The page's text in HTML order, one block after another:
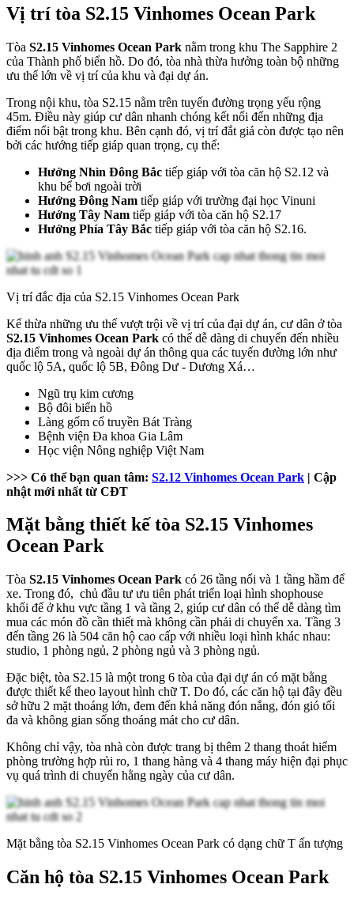
Vị trí tòa S2.15 Vinhomes Ocean Park
Tòa S2.15 Vinhomes Ocean Park nằm trong khu The Sapphire 2
của Thành phố biển hồ. Do đó, tòa nhà thừa hưởng toàn bộ những
ưu thế lớn về vị trí của khu và đại dự án.
Trong nội khu, tòa S2.15 nằm trên tuyến đường trọng yếu rộng
45m. Điều này giúp cư dân nhanh chóng kết nối đến những địa
điểm nổi bật trong khu. Bên cạnh đó, vị trí đắt giá còn được tạo nên
bởi các hướng tiếp giáp quan trọng, cụ thể:
Hướng Nhìn Đông Bắc tiếp giáp với tòa căn hộ S2.12 và
khu bể bơi ngoài trời
Hướng Đông Nam tiếp giáp với trường đại học Vinuni
Hướng Tây Nam tiếp giáp với tòa căn hộ S2.17
Hướng Phía Tây Bắc tiếp giáp với tòa căn hộ S2.16.
Vị trí đắc địa của S2.15 Vinhomes Ocean Park
Kế thừa những ưu thế vượt trội về vị trí của đại dự án, cư dân ở tòa
S2.15 Vinhomes Ocean Park có thể dễ dàng di chuyển đến nhiều
địa điểm trong và ngoài dự án thông qua các tuyến đường lớn như
quốc lộ 5A, quốc lộ 5B, Đông Dư - Dương Xá…
Ngũ trụ kim cương
Bộ đôi biển hồ
Làng gốm cổ truyền Bát Tràng
Bệnh viện Đa khoa Gia Lâm
Học viện Nông nghiệp Việt Nam
>>> Có thể bạn quan tâm: S2.12 Vinhomes Ocean Park | Cập
nhật mới nhất từ CĐT
Mặt bằng thiết kế tòa S2.15 Vinhomes
Ocean Park
Tòa S2.15 Vinhomes Ocean Park có 26 tầng nổi và 1 tầng hầm để
xe. Trong đó, chủ đầu tư ưu tiên phát triển loại hình shophouse
khối đế ở khu vực tầng 1 và tầng 2, giúp cư dân có thể dễ dàng tìm
mua các món đồ cần thiết mà không cần phải di chuyển xa. Tầng 3
đến tầng 26 là 504 căn hộ cao cấp với nhiều loại hình khác nhau:
studio, 1 phòng ngủ, 2 phòng ngủ và 3 phòng ngủ.
Đặc biệt, tòa S2.15 là một trong 6 tòa của đại dự án có mặt bằng
được thiết kế theo layout hình chữ T. Do đó, các căn hộ tại đây đều
sở hữu 2 mặt thoáng lớn, đem đến khả năng đón nắng, đón gió tối
đa và không gian sống thoáng mát cho cư dân.
Không chỉ vậy, tòa nhà còn được trang bị thêm 2 thang thoát hiểm
phòng trường hợp rủi ro, 1 thang hàng và 4 thang máy hiện đại phục
vụ quá trình di chuyển hằng ngày của cư dân.
Mặt bằng tòa S2.15 Vinhomes Ocean Park có dạng chữ T ấn tượng
Căn hộ tòa S2.15 Vinhomes Ocean Park